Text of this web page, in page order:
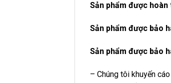
Sản phẩm được
Sản phẩm được bảo
Sản phẩm được bảo
– Chúng tôi khuyến